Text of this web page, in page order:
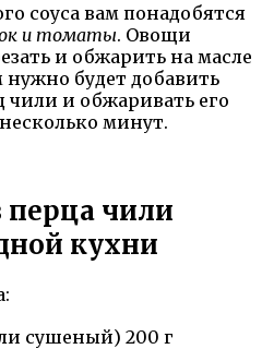
соуса вам понадобятся
и томаты. Овощи
и обжарить на масле
нужно будет добавить
чили и обжаривать его
минут.
перца чили
кухни
сушеный) 200 г